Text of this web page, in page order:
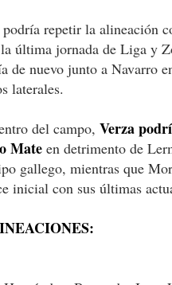
repetir la alineación
última jornada de Liga y
de nuevo junto a Navarro
laterales.
del campo, Verza
Mate en detrimento de
gallego, mientras que
inicial con sus últimas